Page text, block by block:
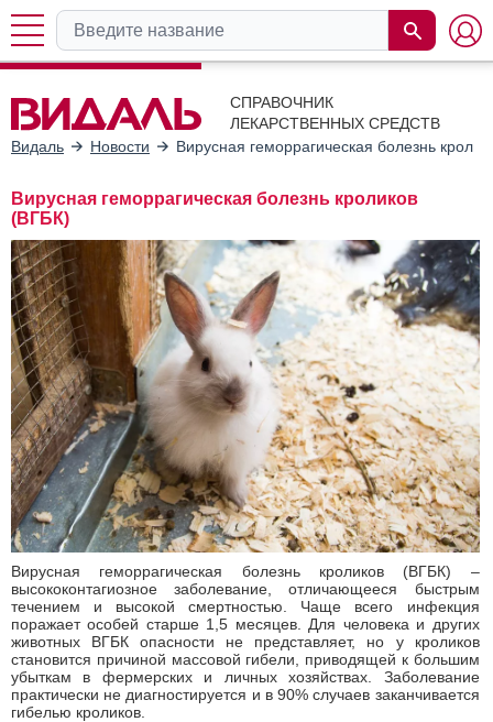
СПРАВОЧНИК
ЛЕКАРСТВЕННЫХ СРЕДСТВ
Видаль
Новости Вирусная геморрагическая болезнь
Вирусная геморрагическая болезнь кроликов
(ВГБК)
Вирусная геморрагическая болезнь кроликов (ВГБК) –
высококонтагиозное заболевание, отличающееся быстрым
течением и высокой смертностью. Чаще всего инфекция
поражает особей старше 1,5 месяцев. Для человека и других
животных ВГБК опасности не представляет, но у кроликов
становится причиной массовой гибели, приводящей к большим
убыткам в фермерских и личных хозяйствах. Заболевание
практически не диагностируется и в 90% случаев заканчивается
гибелью кроликов.